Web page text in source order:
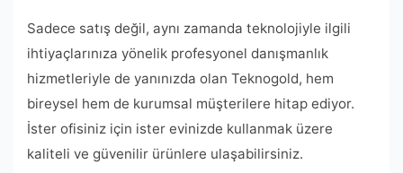
Sadece satış değil, aynı zamanda teknolojiyle ilgili
ihtiyaçlarınıza yönelik profesyonel danışmanlık
hizmetleriyle de yanınızda olan Teknogold, hem
bireysel hem de kurumsal müşterilere hitap ediyor.
İster ofisiniz için ister evinizde kullanmak üzere
kaliteli ve güvenilir ürünlere ulaşabilirsiniz.